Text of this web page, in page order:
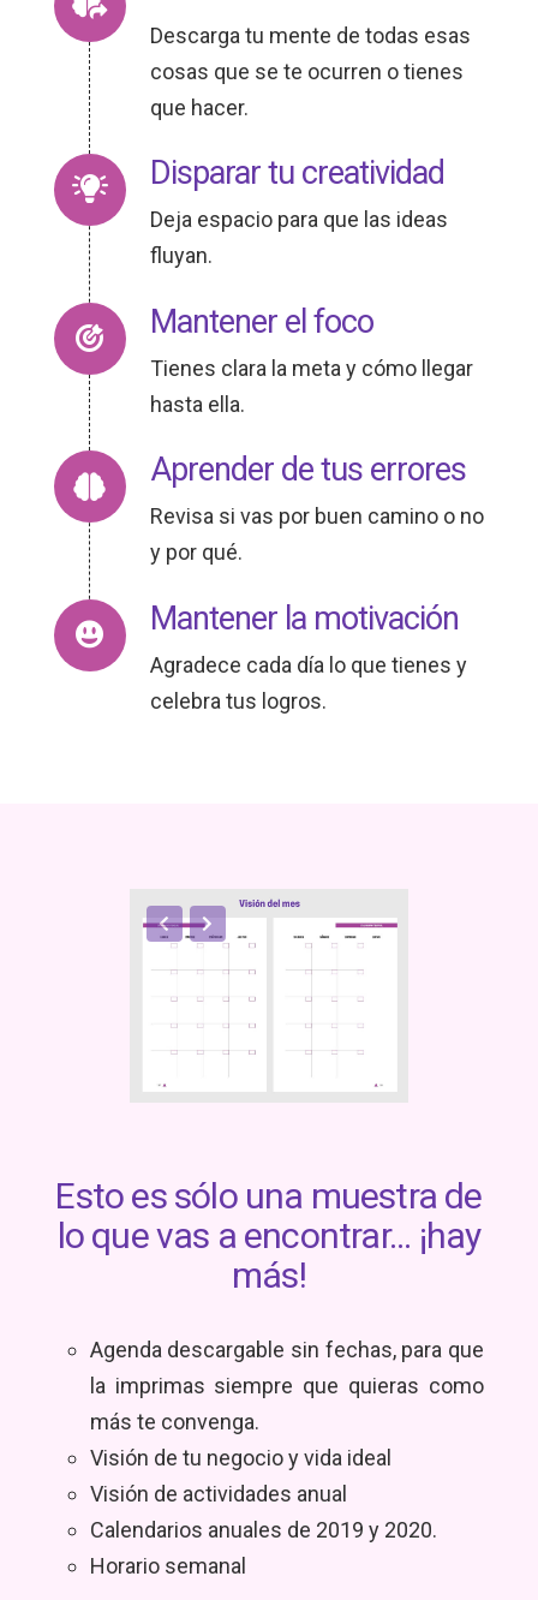
Descarga tu mente de todas esas
cosas que se te ocurren o tienes
que hacer.
Disparar tu creatividad
Deja espacio para que las ideas
fluyan.
Mantener el foco
Tienes clara la meta y cómo llegar
hasta ella.
Aprender de tus errores
Revisa si vas por buen camino o no
y por qué.
Mantener la motivación
Agradece cada día lo que tienes y
celebra tus logros.
Esto es sólo una muestra de
lo que vas a encontrar... ¡hay
más!
Agenda descargable sin fechas, para que
la imprimas siempre que quieras como
más te convenga.
Visión de tu negocio y vida ideal
Visión de actividades anual
Calendarios anuales de 2019 y 2020.
Horario semanal